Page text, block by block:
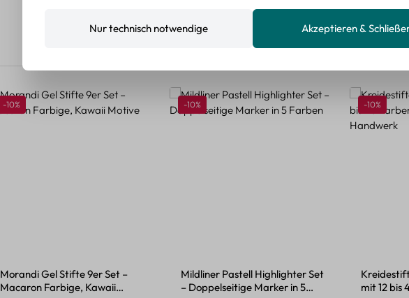
Rabatt
-10%
Morandi Gel Stifte 9er Set –
Macaron Farbige, Kawaii
Rabatt
-10%
Mildliner Pastell Highlighter Set
– Doppelseitige Marker in 5
Rabatt
-10%
mit 12 bis
Nur technisch notwendige Akzeptieren &